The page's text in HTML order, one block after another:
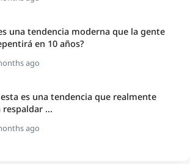
una tendencia moderna que la gente
en 10 años?
ago
es una tendencia que realmente
...
ago